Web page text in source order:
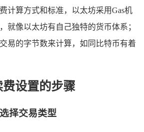
计算方式和标准，以太坊采用Gas机
就像以太坊有自己独特的货币体系；
易的字节数来计算，如同比特币有着
设置的步骤
择交易类型